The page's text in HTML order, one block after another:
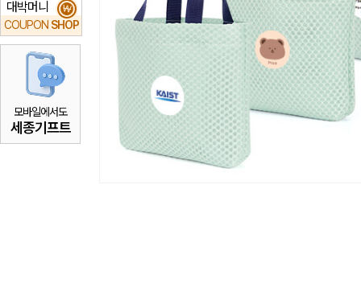
대박머니
COUPON SHOP
₩
모바일에서도
세종기프트